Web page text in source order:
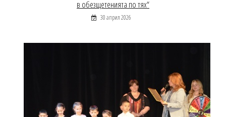
в обезщетенията по тях“
30 април 2026